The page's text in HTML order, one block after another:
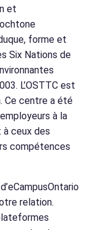
et
forme et
Six Nations de
L’OSTTC est
Ce centre a été
à la
ceux des
compétences
relation.